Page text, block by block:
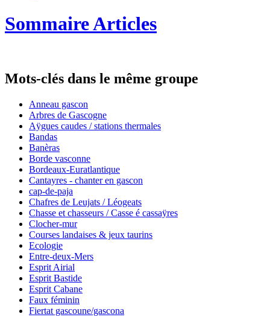
Sommaire Articles
Mots-clés dans le même groupe
Anneau gascon
Arbres de Gascogne
Aÿgues caudes / stations thermales
Bandas
Banèras
Borde vasconne
Bordeaux-Euratlantique
Cantayres - chanter en gascon
cap-de-paja
Chafres de Leujats / Léogeats
Chasse et chasseurs / Casse é cassaÿres
Clocher-mur
Courses landaises & jeux taurins
Ecologie
Entre-deux-Mers
Esprit Airial
Esprit Bastide
Esprit Cabane
Faux féminin
Fiertat gascoune/gascona